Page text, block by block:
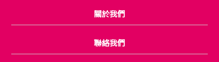
關於我們
聯絡我們